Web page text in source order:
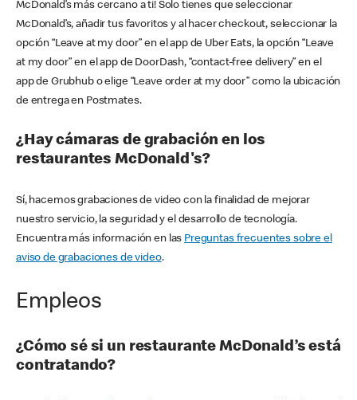
McDonald’s más cercano a ti! Solo tienes que seleccionar
McDonald’s, añadir tus favoritos y al hacer checkout, seleccionar la
opción “Leave at my door” en el app de Uber Eats, la opción “Leave
at my door” en el app de DoorDash, “contact-free delivery” en el
app de Grubhub o elige “Leave order at my door” como la ubicación
de entrega en Postmates.
¿Hay cámaras de grabación en los
restaurantes McDonald's?
Sí, hacemos grabaciones de video con la finalidad de mejorar
nuestro servicio, la seguridad y el desarrollo de tecnología.
Encuentra más información en las Preguntas frecuentes sobre el
aviso de grabaciones de video.
Empleos
¿Cómo sé si un restaurante McDonald’s está
contratando?